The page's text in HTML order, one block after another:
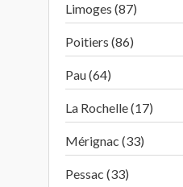
Limoges (87)
Poitiers (86)
Pau (64)
La Rochelle (17)
Mérignac (33)
Pessac (33)